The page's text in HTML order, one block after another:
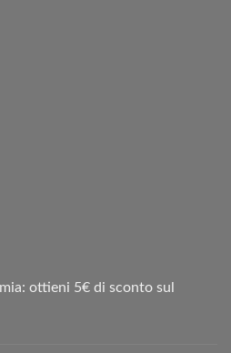
ottieni 5€ di sconto sul